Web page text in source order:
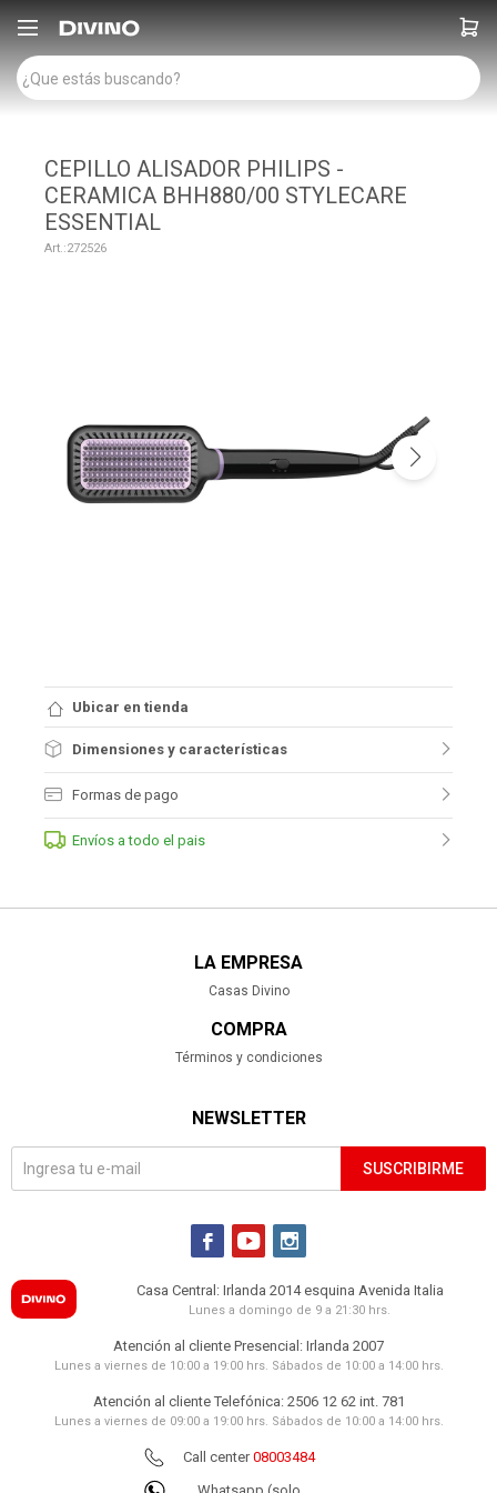

CEPILLO ALISADOR PHILIPS -
CERAMICA BHH880/00 STYLECARE
ESSENTIAL
272526
Ubicar en tienda
Dimensiones y características
Formas de pago
Envíos a todo el pais
LA EMPRESA
Casas Divino
COMPRA
Términos y condiciones
NEWSLETTER
SUSCRIBIRME
  
Casa Central: Irlanda 2014 esquina Avenida Italia
Lunes a domingo de 9 a 21:30 hrs.
Atención al cliente Presencial: Irlanda 2007
Lunes a viernes de 10:00 a 19:00 hrs. Sábados de 10:00 a 14:00 hrs.
Atención al cliente Telefónica: 2506 12 62 int. 781
Lunes a viernes de 09:00 a 19:00 hrs. Sábados de 10:00 a 14:00 hrs.
Call center08003484